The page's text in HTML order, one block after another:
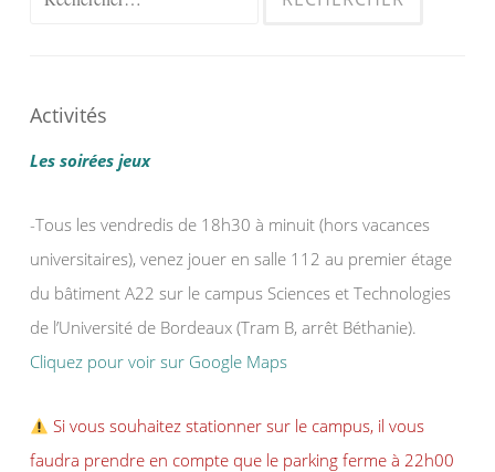
Activités
Les soirées jeux
-Tous les vendredis de 18h30 à minuit (hors vacances
universitaires), venez jouer en salle 112 au premier étage
du bâtiment A22 sur le campus Sciences et Technologies
de l’Université de Bordeaux (Tram B, arrêt Béthanie).
Cliquez pour voir sur Google Maps
Si vous souhaitez stationner sur le campus, il vous
faudra prendre en compte que le parking ferme à 22h00